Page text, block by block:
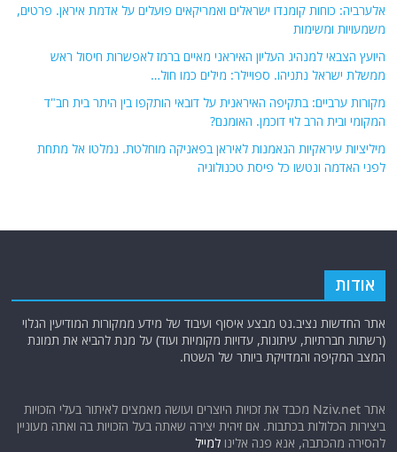
אלערביה: כוחות קומנדו ישראלים ואמריקאים פועלים על אדמת איראן. פרטים,
משמעויות ומשימות
היועץ הצבאי למנהיג העליון האיראני מאיים ברמז לאפשרות חיסול ראש
ממשלת ישראל נתניהו. ספויילר: מילים כמו חול…
מקורות ערביים: בתקיפה האיראנית על דובאי הותקפו בין היתר בית חב"ד
המקומי ובית הרב לוי דוכמן. האומנם?
מיליציות עיראקיות הנאמנות לאיראן בפאניקה מוחלטת. נמלטו אל מתחת
לפני האדמה ונטשו כל פיסת טכנולוגיה
אודות
אתר החדשות נציב.נט מבצע איסוף ועיבוד של מידע ממקורות המודיעין הגלוי
(רשתות חברתיות, עיתונות, עדויות מקומיות ועוד) על מנת להביא את תמונת
המצב המקיפה והמדויקת ביותר של השטח.
אתר Nziv.net מכבד את זכויות היוצרים ועושה מאמצים לאיתור בעלי הזכויות
ביצירות הכלולות בכתבות. אם זיהית יצירה שאתה בעל הזכויות בה ואתה מעוניין
להסירה מהכתבה, אנא פנה אלינולמייל